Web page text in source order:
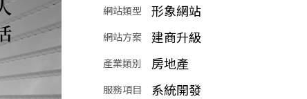
網站類型 形象網站
網站方案 建商升級
產業類別 房地產
服務項目 系統開發